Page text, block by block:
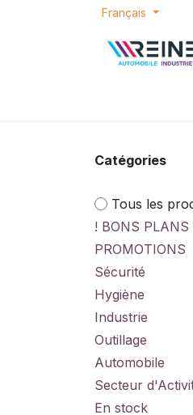
Se rendre au contenu
Français
Catégories
Tous les
! BONS PLANS
PROMOTIONS
Sécurité
Hygiène
Industrie
Outillage
Automobile
Secteur
En stock